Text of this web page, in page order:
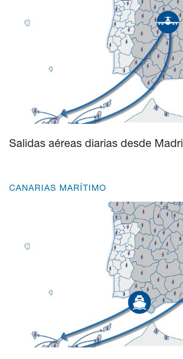
Salidas aéreas diarias desde
CANARIAS MARÍTIMO